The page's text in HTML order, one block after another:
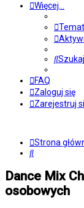
Więcej…
Szukaj
FAQ
Zaloguj się
Zarejestruj
Strona
Szukaj
Dance Mix
osobowych